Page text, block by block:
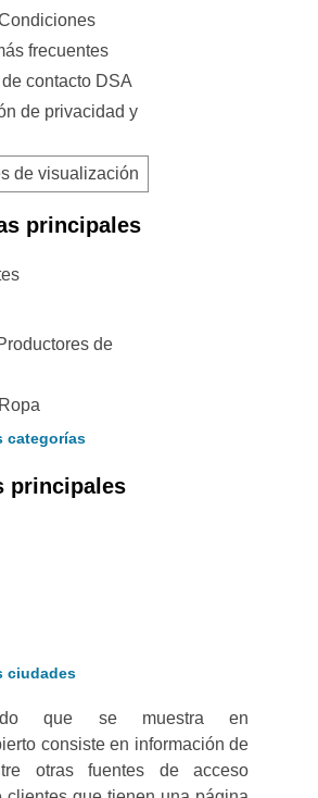
frecuentes
de contacto DSA
de privacidad y
de visualización
principales
de
categorías
principales
ciudades
que se muestra en
consiste en información de
otras fuentes de acceso